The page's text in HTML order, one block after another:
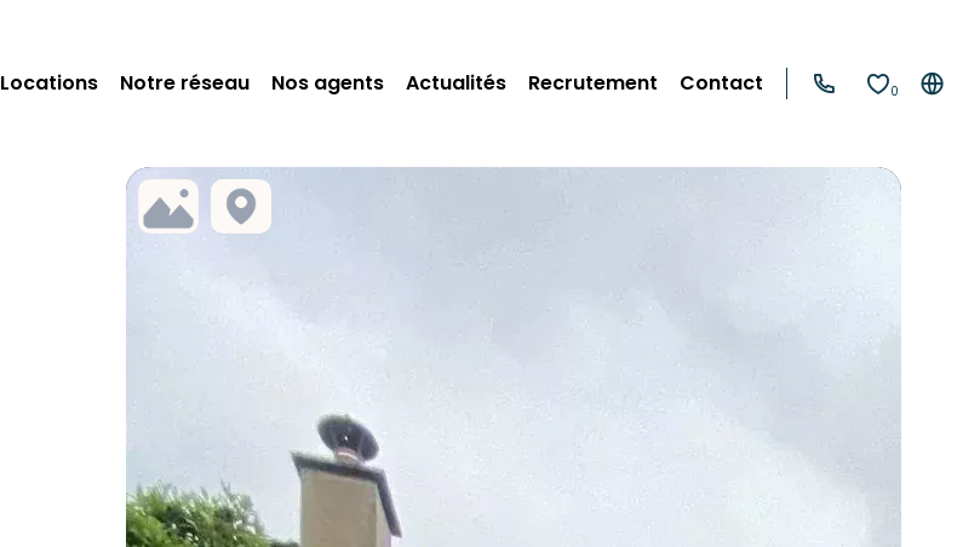
Locations Notre réseau Nos agents Actualités Recrutement Contact 0